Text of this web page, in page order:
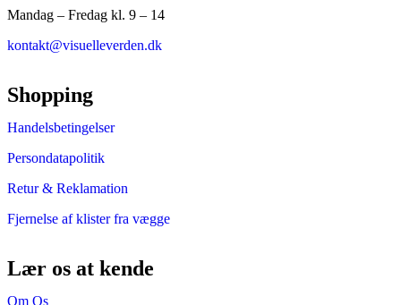
Mandag – Fredag kl. 9 – 14
kontakt@visuelleverden.dk
Shopping
Handelsbetingelser
Persondatapolitik
Retur & Reklamation
Fjernelse af klister fra vægge
Lær os at kende
Om Os